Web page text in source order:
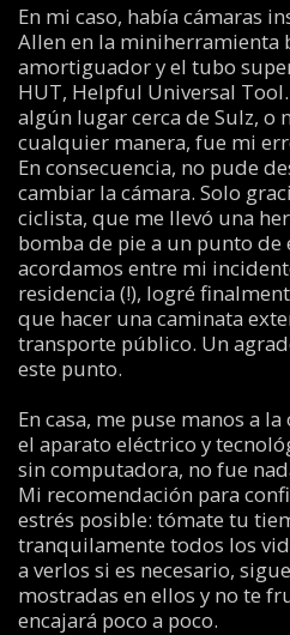
En mi caso, había cámaras
Allen en la miniherramienta
amortiguador y el tubo
HUT, Helpful Universal
algún lugar cerca de Sulz, o
cualquier manera, fue mi
En consecuencia, no pude
cambiar la cámara. Solo
ciclista, que me llevó una
bomba de pie a un punto de
acordamos entre mi
residencia (!), logré
que hacer una caminata
transporte público. Un
este punto.
En casa, me puse manos a
el aparato eléctrico y
sin computadora, no fue
Mi recomendación para
estrés posible: tómate tu
tranquilamente todos los
a verlos si es necesario,
mostradas en ellos y no te
encajará poco a poco.